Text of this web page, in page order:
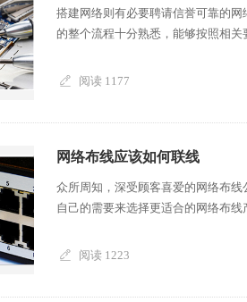
搭建网络则有必要聘请信誉可靠的
的整个流程十分熟悉，能够按照相
阅读 1177
网络布线应该如何联线
众所周知，深受顾客喜爱的网络布
自己的需要来选择更适合的网络布
阅读 1223